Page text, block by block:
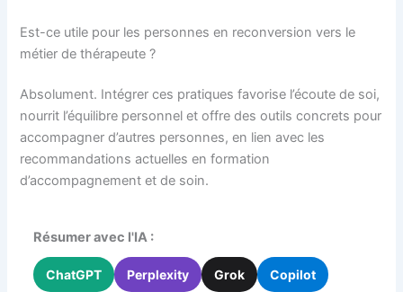
Est-ce utile pour les personnes en reconversion vers le
métier de thérapeute ?
Absolument. Intégrer ces pratiques favorise l’écoute de soi,
nourrit l’équilibre personnel et offre des outils concrets pour
accompagner d’autres personnes, en lien avec les
recommandations actuelles en formation
d’accompagnement et de soin.
Résumer avec l'IA :
ChatGPT Perplexity Grok Copilot